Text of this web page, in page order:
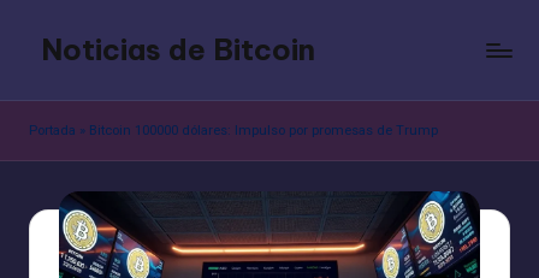
contenido
Noticias de Bitcoin
Portada » Bitcoin 100000 dólares: Impulso por promesas de Trump